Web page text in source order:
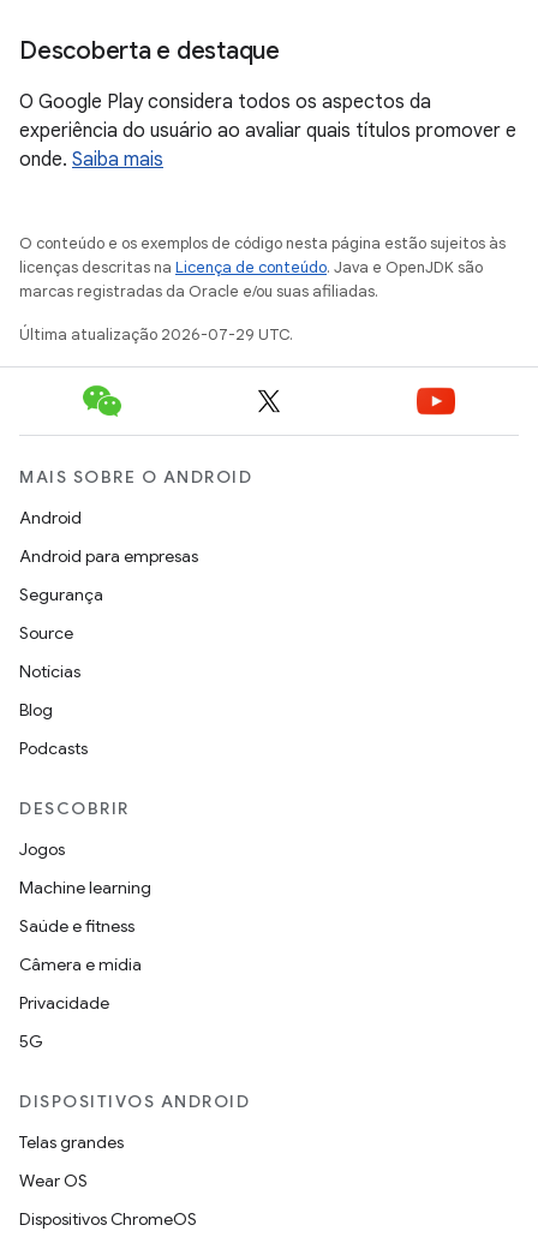
Descoberta e destaque
O Google Play considera todos os aspectos da
experiência do usuário ao avaliar quais títulos promover e
onde. Saiba mais
O conteúdo e os exemplos de código nesta página estão sujeitos às
licenças descritas na Licença de conteúdo. Java e OpenJDK são
marcas registradas da Oracle e/ou suas afiliadas.
Última atualização 2026-07-29 UTC.
MAIS SOBRE O ANDROID
Android
Android para empresas
Segurança
Source
Notícias
Blog
Podcasts
DESCOBRIR
Jogos
Machine learning
Saúde e fitness
Câmera e mídia
Privacidade
5G
DISPOSITIVOS ANDROID
Telas grandes
Wear OS
Dispositivos ChromeOS